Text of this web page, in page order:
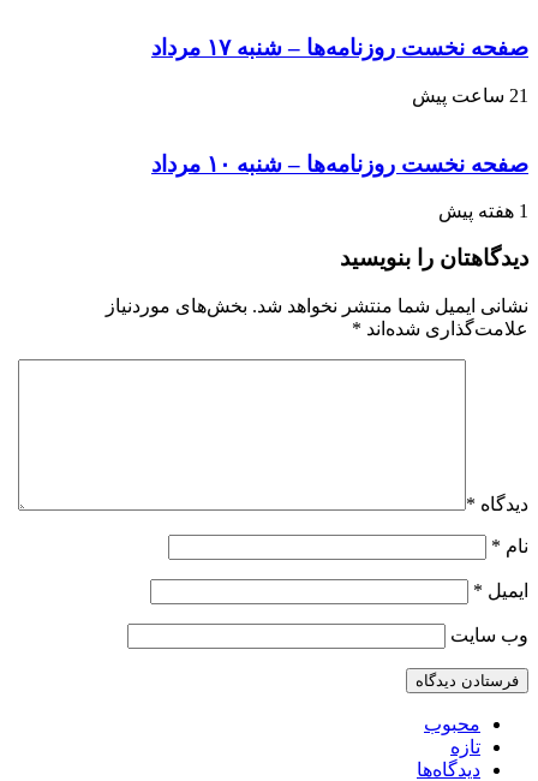
صفحه نخست روزنامه‌ها – شنبه ۱۷ مرداد
21 ساعت پیش
صفحه نخست روزنامه‌ها – شنبه ۱۰ مرداد
1 هفته پیش
دیدگاهتان را بنویسید
نشانی ایمیل شما منتشر نخواهد شد. بخش‌های موردنیاز
علامت‌گذاری شده‌اند *
دیدگاه *
نام *
ایمیل *
وب‌ سایت
محبوب
تازه
دیدگاه‌ها